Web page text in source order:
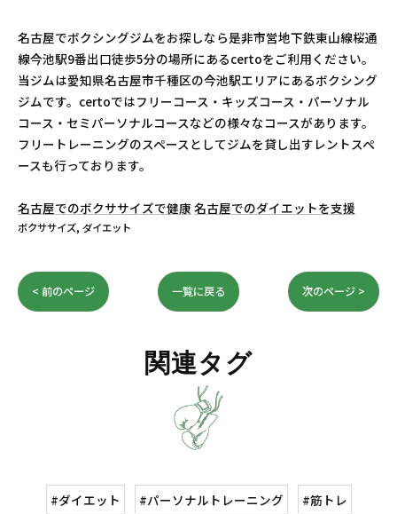
名古屋でボクシングジムをお探しなら是非市営地下鉄東山線桜通
線今池駅9番出口徒歩5分の場所にあるcertoをご利用ください。
当ジムは愛知県名古屋市千種区の今池駅エリアにあるボクシング
ジムです。certoではフリーコース・キッズコース・パーソナル
コース・セミパーソナルコースなどの様々なコースがあります。
フリートレーニングのスペースとしてジムを貸し出すレントスペ
ースも行っております。
名古屋でのボクササイズで健康名古屋でのダイエットを支援
ボクササイズ ダイエット
< 前のページ 一覧に戻る 次のページ >
関連タグ
#ダイエット #パーソナルトレーニング
#筋トレ